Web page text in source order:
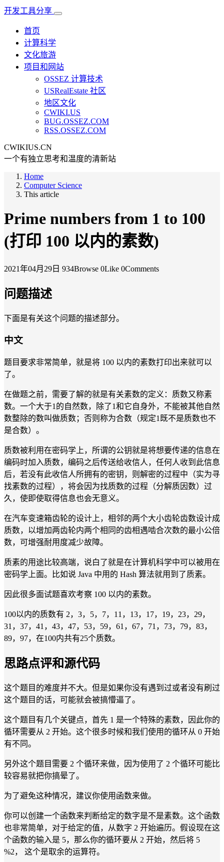
开发工具分享
首页
计算科学
文化旅游
项目和网站
OSSEZ 计算技术
USRealEstate 社区
地区文化
CWIKI.US
BUG.OSSEZ.COM
RSS.OSSEZ.COM
CWIKIUS.CN
一个有独立思考和温度的清新站
Home
Computer Science
This article
Prime numbers from 1 to 100
(打印 100 以内的素数)
2021年04月29日 934Browse 0Like 0Comments
问题描述
下面是有关这个问题的描述部分。
中文
题目要求非常简单，就是将 100 以内的素数打印出来就可以
了。
在做题之前，需要了解的就是有关素数的定义：质数又称素
数。一个大于1的自然数，除了1和它自身外，不能被其他自然
数整除的数叫做质数；否则称为合数（规定1既不是质数也不
是合数）。
质数被利用在密码学上，所谓的公钥就是将想要传递的信息在
编码时加入质数，编码之后传送给收信人，任何人收到此信息
后，若没有此收信人所拥有的密钥，则解密的过程中（实为寻
找素数的过程），将会因为找质数的过程（分解质因数）过
久，使即使取得信息也会无意义。
在汽车变速箱齿轮的设计上，相邻的两个大小齿轮齿数设计成
质数，以增加两齿轮内两个相同的齿相遇啮合次数的最小公倍
数，可增强耐用度减少故障。
质素的用途比较高端，说白了就是在计算机科学中可以被用在
密码学上面。比如说 Java 中用的 Hash 算法就用到了质素。
因此很多面试题喜欢考察 100 以内的素数。
100以内的质数有 2，3，5，7，11，13，17，19，23，29，
31，37，41，43，47，53，59，61，67，71，73，79，83，
89，97，在100内共有25个质数。
思路点评和源代码
这个题目的难度并不大。但是如果你没有遇到过或者没有刷过
这个题目的话，可能就会被搞懵逼了。
这个题目有几个关键点，首先 1 是一个特殊的素数，因此你的
循环需要从 2 开始。这个很多时候和我们使用的循环从 0 开始
有不同。
另外这个题目需要 2 个循环来做，因为使用了 2 个循环可能比
较容易就把你搞晕了。
为了避免这种情况，建议你使用函数来做。
你可以创建一个函数来判断给定的数字是不是素数。这个函数
也非常简单，对于给定的值，从数字 2 开始遍历。假设现在这
个函数的输入是 5，那么你的循环要从 2 开始，然后将 5
%2， 这个是取余的运算符。